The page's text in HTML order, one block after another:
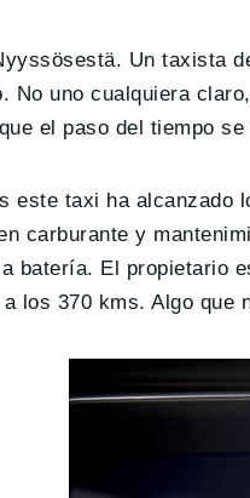
Un taxista
No uno cualquiera
el paso del tiempo
este taxi ha alcanzado
carburante y
batería. El propietario
los 370 kms. Algo que